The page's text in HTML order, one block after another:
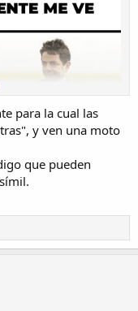
para la cual las
y ven una moto
que pueden